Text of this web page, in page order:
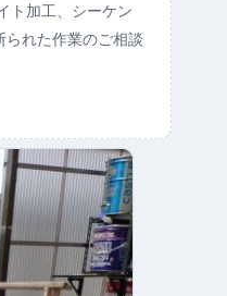
ト加工、シーケン
られた作業のご相談